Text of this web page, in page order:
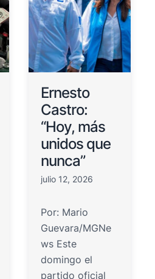
Ernesto
Castro:
“Hoy, más
unidos que
nunca”
julio 12, 2026
Por: Mario
Guevara/MGNe
ws Este
domingo el
partido oficial